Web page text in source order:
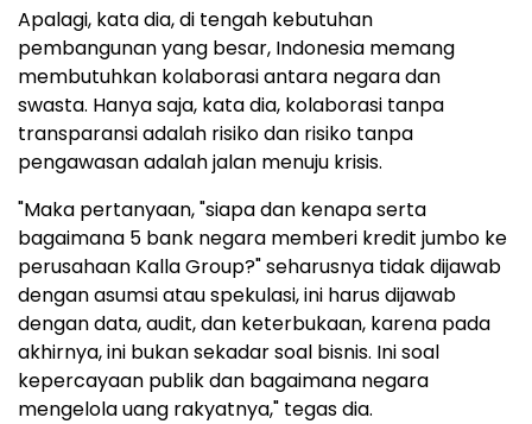
Apalagi, kata dia, di tengah kebutuhan
pembangunan yang besar, Indonesia memang
membutuhkan kolaborasi antara negara dan
swasta. Hanya saja, kata dia, kolaborasi tanpa
transparansi adalah risiko dan risiko tanpa
pengawasan adalah jalan menuju krisis.
"Maka pertanyaan, "siapa dan kenapa serta
bagaimana 5 bank negara memberi kredit jumbo ke
perusahaan Kalla Group?" seharusnya tidak dijawab
dengan asumsi atau spekulasi, ini harus dijawab
dengan data, audit, dan keterbukaan, karena pada
akhirnya, ini bukan sekadar soal bisnis. Ini soal
kepercayaan publik dan bagaimana negara
mengelola uang rakyatnya," tegas dia.